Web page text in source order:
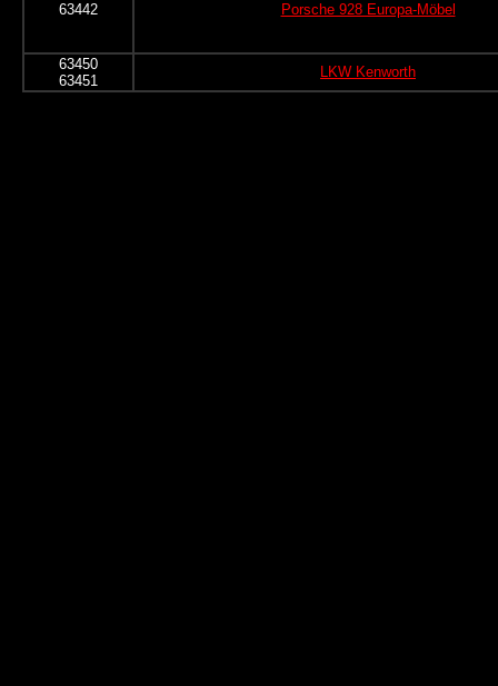
63442 Porsche 928 Europa-Möbel
63450
63451
LKW Kenworth